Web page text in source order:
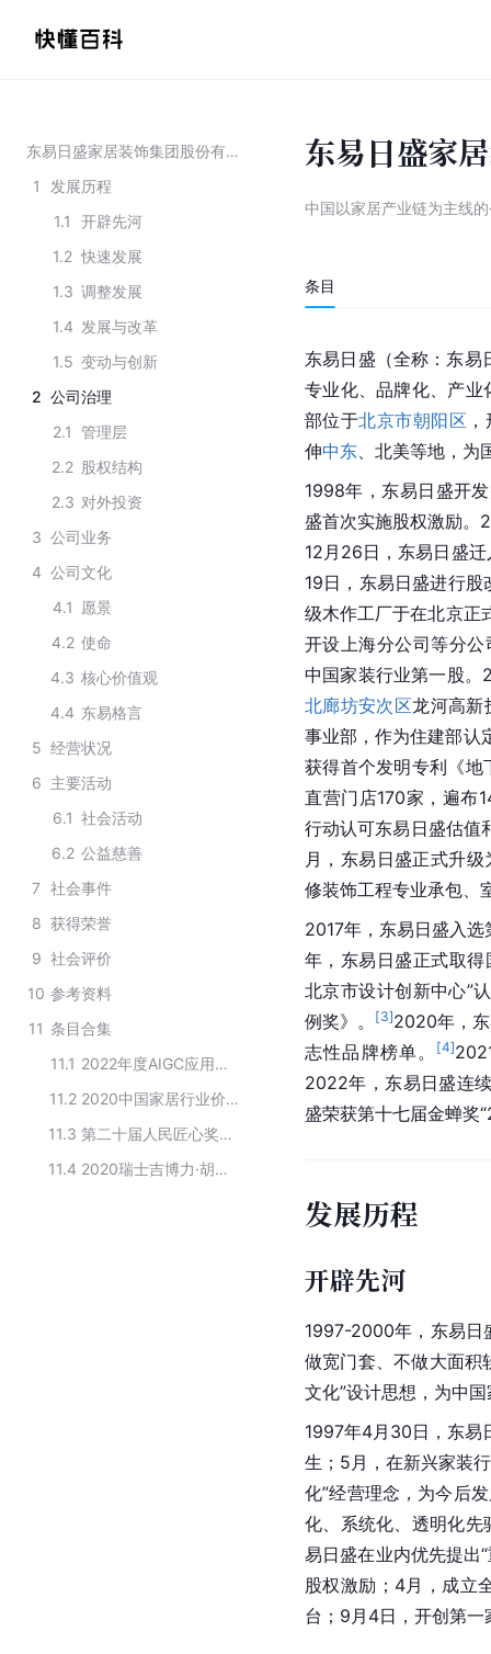
东易日盛家居装饰集团股份有限公司
1
发展历程
1.1
开辟先河
1.2 快速发展
1.3 调整发展
1.4 发展与改革
1.5 变动与创新
2 公司治理
2.1 管理层
2.2 股权结构
2.3 对外投资
3 公司业务
4 公司文化
4.1 愿景
4.2 使命
4.3 核心价值观
4.4 东易格言
5 经营状况
6 主要活动
6.1 社会活动
6.2 公益慈善
7 社会事件
8 获得荣誉
9 社会评价
10 参考资料
11 条目合集
11.1
2022年度AIGC应用创新TOP30
11.2
2020中国家居行业价值100公司
11.3
第二十届人民匠心奖匠心技术奖企业名单
11.4
2020瑞士吉博力·胡润光谷家装企业TOP30
东易日盛家
中国以家居产业链为主线
条目
东易日盛（全称：东易
专业化、品牌化、产业
部位于北京市朝阳区
伸中东 、北美等地，
1998年，东易日盛开
盛首次实施股权激励
12月26日，东易日盛
19日，东易日盛进行
级木作工厂于在北京正
开设 上海分公司等分
中国家装行业第一股
北廊坊安次区龙河高新
事业部，作为住建部认
获得首个发明专利《地
直营门店170家，遍布
行动认可东易日盛估值
月，东易日盛正式升
修装饰工程专业承包、
2017年，东易日盛入
年，东易日盛正式取
北京市设计创新中心”
例奖》。
[3]2020年，
志性品牌榜单。
[4]
2022年，东易日盛连
盛荣获第十七届金蝉奖
发展历程
开辟先河
1997-2000年，东易日
做宽门套、不做大面积
文化”设计思想，为中
1997年4月30日，东易
生；5月，在新兴家装
化”经营理念，为今后
化、系统化、透明化先
易日盛在业内优先提出
股权激励；4月，成立
台；9月4日，开创第